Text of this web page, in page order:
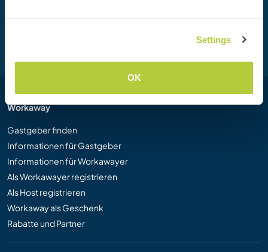
Settings
OK
Workaway
Gastgeber finden
Informationen für Gastgeber
Informationen für Workawayer
Als Workawayer registrieren
Als Host registrieren
Workaway als Geschenk
Rabatte und Partner